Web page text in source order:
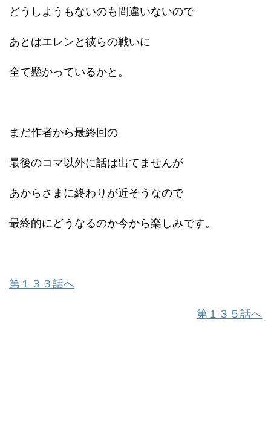
どうしようもないのも間違いないので
あとはエレンと彼らの戦いに
全て懸かっているかと。
まだ作者から最終回の
最後のコマ以外に話は出てませんが
あからさまに終わりが近そうなので
最終的にどうなるのか今から楽しみです。
第１３３話へ
第１３５話へ